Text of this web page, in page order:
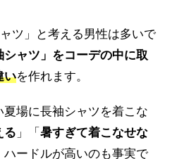
ツ」と考える男性は多いで
シャツ」をコーデの中に取
いを作れます。
場に長袖シャツを着こな
る 」「 暑すぎて着こなせな
ハードルが高いのも事実で